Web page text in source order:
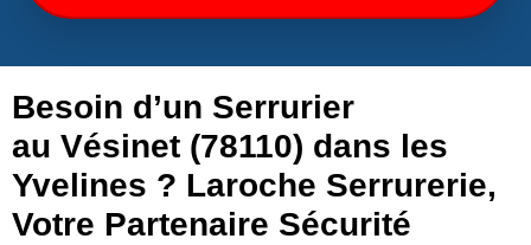
Besoin d’un Serrurier
au Vésinet (78110) dans les
Yvelines ? Laroche Serrurerie,
Votre Partenaire Sécurité